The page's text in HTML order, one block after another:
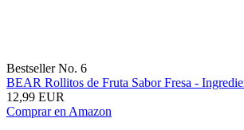
Bestseller No. 6
BEAR Rollitos de Fruta Sabor Fresa -
12,99 EUR
Comprar en Amazon